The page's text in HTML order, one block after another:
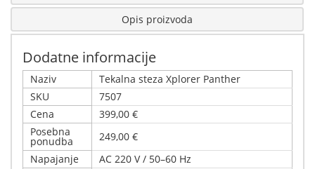
Opis proizvoda
Dodatne informacije
Naziv
Tekalna steza Xplorer Panther
SKU
7507
Cena
399,00 €
Posebna
ponudba
249,00 €
Napajanje
AC 220 V / 50–60 Hz